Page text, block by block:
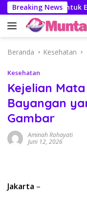
Langsung
ke
konten
Breaking News
Untuk Ekonomi
Beranda Kesehatan
Kesehatan
Kejelian
Bayangan
Gambar
Aminah Rohayati
Juni 12, 2026
Jakarta –